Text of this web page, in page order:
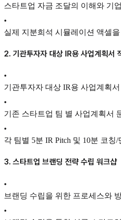
스타트업 자금 조달의 이해와 기
•
실제 지분희석 시뮬레이션 액셀
2. 기관투자자 대상 IR용 사업계획서
•
기관투자자 대상 IR용 사업계획서
•
기존 스타트업 팀 별 사업계획서
•
각 팀별 5분 IR Pitch 및 10분 코칭
3. 스타트업 브랜딩 전략 수립 워크샵
•
브랜딩 수립을 위한 프로세스와
•